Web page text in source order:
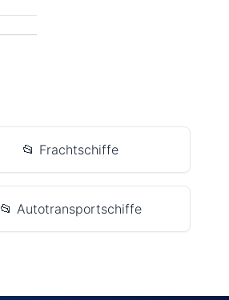
📂 Frachtschiffe
📂 Autotransportschiffe